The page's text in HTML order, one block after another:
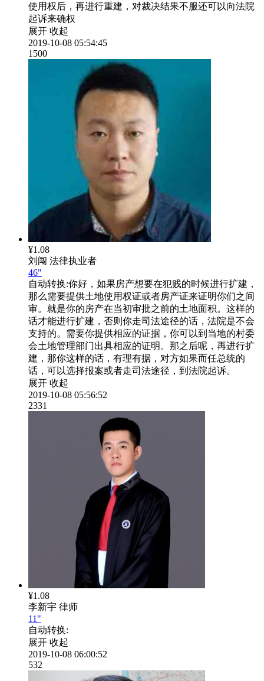
使用权后，再进行重建，对裁决结果不服还可以向法院
起诉来确权
展开 收起
2019-10-08 05:54:45
1500
¥1.08
刘闯 法律执业者
46"
自动转换:你好，如果房产想要在犯贱的时候进行扩建，
那么需要提供土地使用权证或者房产证来证明你们之间
审。就是你的房产在当初审批之前的土地面积。这样的
话才能进行扩建，否则你走司法途径的话，法院是不会
支持的。需要你提供相应的证据，你可以到当地的村委
会土地管理部门出具相应的证明。那之后呢，再进行扩
建，那你这样的话，有理有据，对方如果而任总统的
话，可以选择报案或者走司法途径，到法院起诉。
展开 收起
2019-10-08 05:56:52
2331
¥1.08
李新宇 律师
11"
自动转换:
展开 收起
2019-10-08 06:00:52
532